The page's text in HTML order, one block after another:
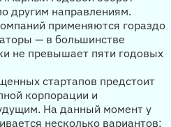
другим направлениям.
применяются гораздо
— в большинстве
не превышает пяти годовых
стартапов предстоит
корпорации и
На данный момент у
несколько вариантов: